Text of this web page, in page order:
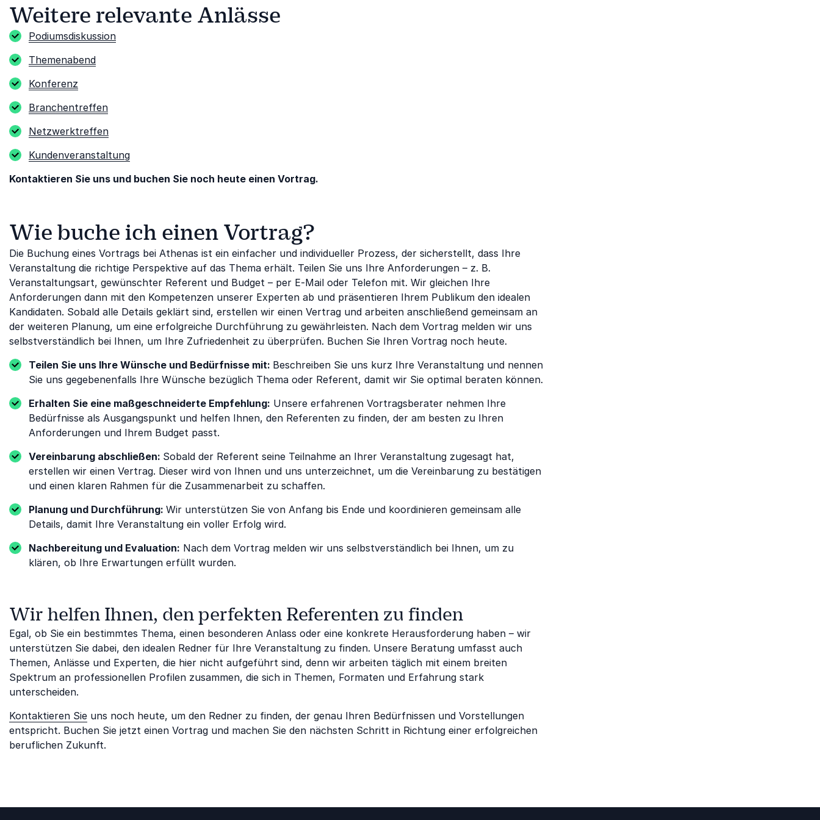
Weitere relevante Anlässe
Podiumsdiskussion
Themenabend
Konferenz
Branchentreffen
Netzwerktreffen
Kundenveranstaltung
Kontaktieren Sie uns und buchen Sie noch heute einen Vortrag.
Wie buche ich einen Vortrag?
Die Buchung eines Vortrags bei Athenas ist ein einfacher und individueller Prozess, der sicherstellt, dass Ihre
Veranstaltung die richtige Perspektive auf das Thema erhält. Teilen Sie uns Ihre Anforderungen – z. B.
Veranstaltungsart, gewünschter Referent und Budget – per E-Mail oder Telefon mit. Wir gleichen Ihre
Anforderungen dann mit den Kompetenzen unserer Experten ab und präsentieren Ihrem Publikum den idealen
Kandidaten. Sobald alle Details geklärt sind, erstellen wir einen Vertrag und arbeiten anschließend gemeinsam an
der weiteren Planung, um eine erfolgreiche Durchführung zu gewährleisten. Nach dem Vortrag melden wir uns
selbstverständlich bei Ihnen, um Ihre Zufriedenheit zu überprüfen. Buchen Sie Ihren Vortrag noch heute.
Teilen Sie uns Ihre Wünsche und Bedürfnisse mit: Beschreiben Sie uns kurz Ihre Veranstaltung und nennen
Sie uns gegebenenfalls Ihre Wünsche bezüglich Thema oder Referent, damit wir Sie optimal beraten können.
Erhalten Sie eine maßgeschneiderte Empfehlung: Unsere erfahrenen Vortragsberater nehmen Ihre
Bedürfnisse als Ausgangspunkt und helfen Ihnen, den Referenten zu finden, der am besten zu Ihren
Anforderungen und Ihrem Budget passt.
Vereinbarung abschließen: Sobald der Referent seine Teilnahme an Ihrer Veranstaltung zugesagt hat,
erstellen wir einen Vertrag. Dieser wird von Ihnen und uns unterzeichnet, um die Vereinbarung zu bestätigen
und einen klaren Rahmen für die Zusammenarbeit zu schaffen.
Planung und Durchführung: Wir unterstützen Sie von Anfang bis Ende und koordinieren gemeinsam alle
Details, damit Ihre Veranstaltung ein voller Erfolg wird.
Nachbereitung und Evaluation: Nach dem Vortrag melden wir uns selbstverständlich bei Ihnen, um zu
klären, ob Ihre Erwartungen erfüllt wurden.
Wir helfen Ihnen, den perfekten Referenten zu finden
Egal, ob Sie ein bestimmtes Thema, einen besonderen Anlass oder eine konkrete Herausforderung haben – wir
unterstützen Sie dabei, den idealen Redner für Ihre Veranstaltung zu finden. Unsere Beratung umfasst auch
Themen, Anlässe und Experten, die hier nicht aufgeführt sind, denn wir arbeiten täglich mit einem breiten
Spektrum an professionellen Profilen zusammen, die sich in Themen, Formaten und Erfahrung stark
unterscheiden.
Kontaktieren Sie uns noch heute, um den Redner zu finden, der genau Ihren Bedürfnissen und Vorstellungen
entspricht. Buchen Sie jetzt einen Vortrag und machen Sie den nächsten Schritt in Richtung einer erfolgreichen
beruflichen Zukunft.